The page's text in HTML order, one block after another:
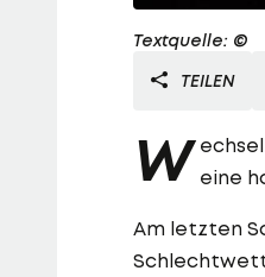
Textquelle: ©
TEILEN
W eine
Am letzten